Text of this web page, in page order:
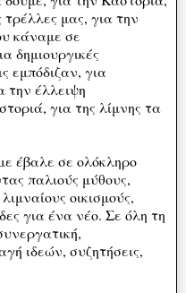
τρέλλες μας, για την
κάναμε σε
δημιουργικές
εμπόδιζαν, για
την έλλειψη
για της λίμνης τα
έβαλε σε ολόκληρο
παλιούς μύθους,
οικισμούς,
για ένα νέο. Σε όλη τη
ιδεών, συζητήσεις,